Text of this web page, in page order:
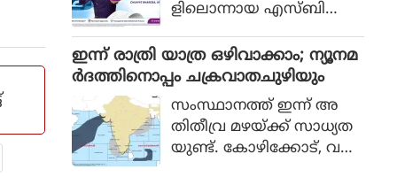
പറഞ്ഞത്.
ളിലൊന്നായ എസ്ബിഐ
ജനപ്രിയ കാമ്പയിനായ
'ചുനിയേ ഭരോസ, അ
പ്നോ സാ'യുടെ പുതിയ
പതിപ്പ് പുറത്തിറക്കി.
മോട്ടോർ ഇൻഷുറൻസിന്
മുൻഗണന നൽ
ഇന്ന് രാത്രി യാത്ര ഒഴിവാക്കാം; ന്യൂനമ
ർദത്തിനൊപ്പം ചക്രവാതചുഴിയും
സംസ്ഥാനത്ത് ഇന്ന് അ
തിതീവ്ര മഴയ്ക്ക് സാധ്യത
യുണ്ട്. കോഴിക്കോട്, വയ